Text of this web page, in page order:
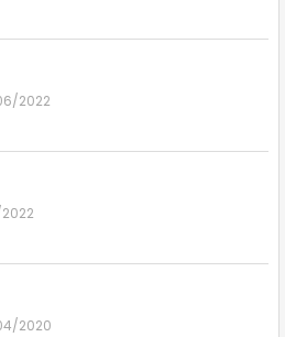
2022
2020